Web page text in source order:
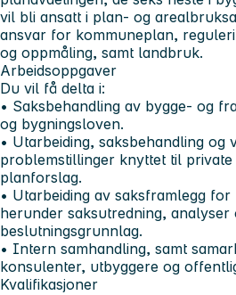
vil bli ansatt i plan- og
ansvar for kommuneplan,
og oppmåling, samt landbruk.
Arbeidsoppgaver
Du vil få delta i:
• Saksbehandling av bygge- og
og bygningsloven.
• Utarbeiding, saksbehandling og
problemstillinger knyttet til
planforslag.
• Utarbeiding av saksframlegg
herunder saksutredning, analyser
beslutningsgrunnlag.
• Intern samhandling, samt
konsulenter, utbyggere og
Kvalifikasjoner